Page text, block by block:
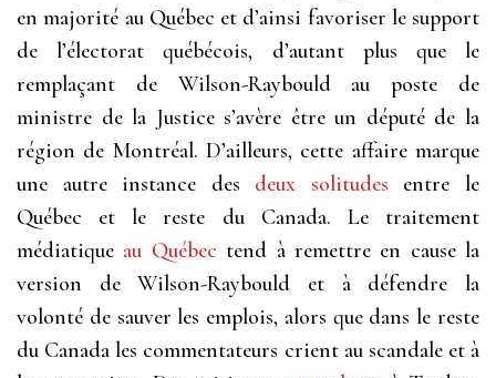
en majorité au Québec et d’ainsi favoriser le support
de l’électorat québécois, d’autant plus que le
remplaçant de Wilson-Raybould au poste de
ministre de la Justice s’avère être un député de la
région de Montréal. D’ailleurs, cette affaire marque
une autre instance des deux solitudes entre le
Québec et le reste du Canada. Le traitement
médiatiqueau Québec tend à remettre en cause la
version de Wilson-Raybould et à défendre la
volonté de sauver les emplois, alors que dans le reste
du Canada les commentateurs crient au scandale et à